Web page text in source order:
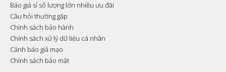
Báo giá sỉ số lượng lớn nhiều ưu đãi
Câu hỏi thường gặp
Chính sách bảo hành
Chính sách xử lý dữ liệu cá nhân
Cảnh báo giả mạo
Chính sách bảo mật